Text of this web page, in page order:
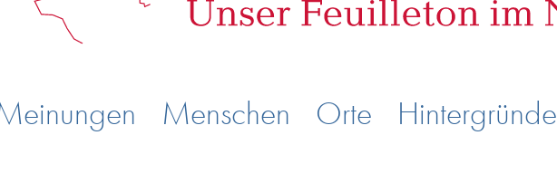
Menschen Orte Hintergründe